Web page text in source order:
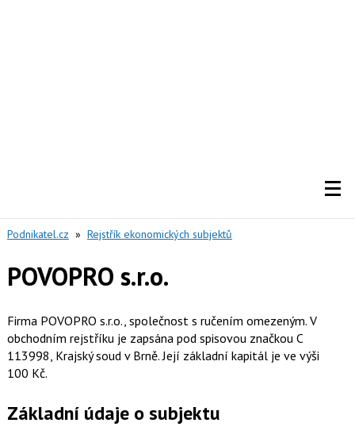
Podnikatel.cz » Rejstřík ekonomických subjektů
POVOPRO s.r.o.
Firma POVOPRO s.r.o., společnost s ručením omezeným. V
obchodním rejstříku je zapsána pod spisovou značkou C
113998, Krajský soud v Brně. Její základní kapitál je ve výši
100 Kč.
Základní údaje o subjektu